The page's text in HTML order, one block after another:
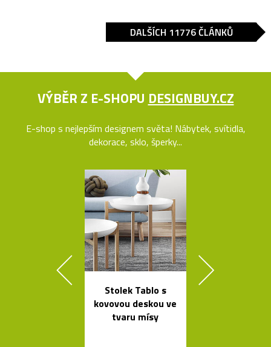
DALŠÍCH 11776 ČLÁNKŮ
VÝBĚR Z E-SHOPU DESIGNBUY.CZ
E-shop s nejlepším designem světa! Nábytek, svítidla,
dekorace, sklo, šperky...
Stolek Tablo s
kovovou deskou ve
tvaru mísy